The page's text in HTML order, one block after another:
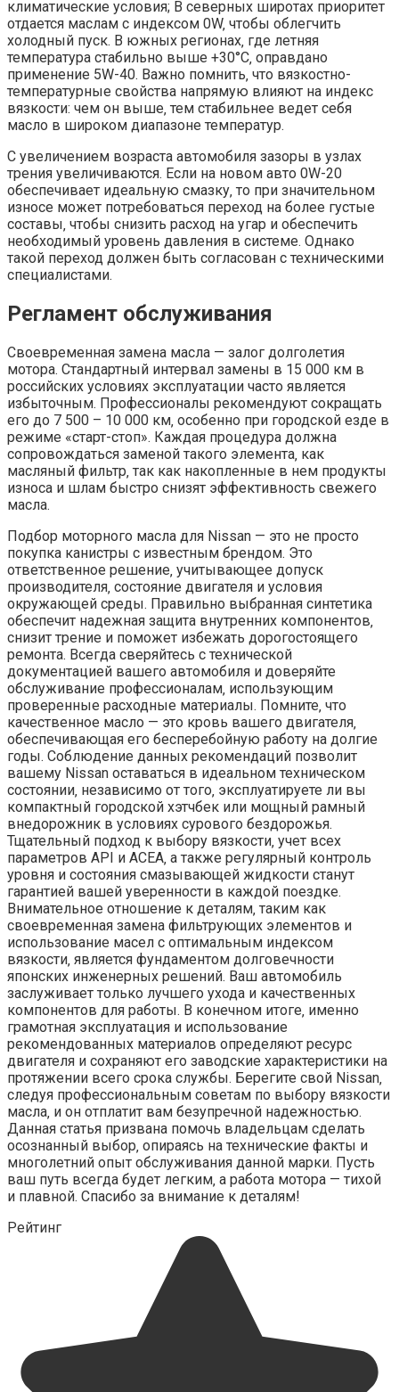
климатические условия; В северных широтах приоритет
отдается маслам с индексом 0W‚ чтобы облегчить
холодный пуск. В южных регионах‚ где летняя
температура стабильно выше +30°C‚ оправдано
применение 5W-40. Важно помнить‚ что вязкостно-
температурные свойства напрямую влияют на индекс
вязкости: чем он выше‚ тем стабильнее ведет себя
масло в широком диапазоне температур.
С увеличением возраста автомобиля зазоры в узлах
трения увеличиваются. Если на новом авто 0W-20
обеспечивает идеальную смазку‚ то при значительном
износе может потребоваться переход на более густые
составы‚ чтобы снизить расход на угар и обеспечить
необходимый уровень давления в системе. Однако
такой переход должен быть согласован с техническими
специалистами.
Регламент обслуживания
Своевременная замена масла — залог долголетия
мотора. Стандартный интервал замены в 15 000 км в
российских условиях эксплуатации часто является
избыточным. Профессионалы рекомендуют сокращать
его до 7 500 – 10 000 км‚ особенно при городской езде в
режиме «старт-стоп». Каждая процедура должна
сопровождаться заменой такого элемента‚ как
масляный фильтр‚ так как накопленные в нем продукты
износа и шлам быстро снизят эффективность свежего
масла.
Подбор моторного масла для Nissan — это не просто
покупка канистры с известным брендом. Это
ответственное решение‚ учитывающее допуск
производителя‚ состояние двигателя и условия
окружающей среды. Правильно выбранная синтетика
обеспечит надежная защита внутренних компонентов‚
снизит трение и поможет избежать дорогостоящего
ремонта. Всегда сверяйтесь с технической
документацией вашего автомобиля и доверяйте
обслуживание профессионалам‚ использующим
проверенные расходные материалы. Помните‚ что
качественное масло — это кровь вашего двигателя‚
обеспечивающая его бесперебойную работу на долгие
годы. Соблюдение данных рекомендаций позволит
вашему Nissan оставаться в идеальном техническом
состоянии‚ независимо от того‚ эксплуатируете ли вы
компактный городской хэтчбек или мощный рамный
внедорожник в условиях сурового бездорожья.
Тщательный подход к выбору вязкости‚ учет всех
параметров API и ACEA‚ а также регулярный контроль
уровня и состояния смазывающей жидкости станут
гарантией вашей уверенности в каждой поездке.
Внимательное отношение к деталям‚ таким как
своевременная замена фильтрующих элементов и
использование масел с оптимальным индексом
вязкости‚ является фундаментом долговечности
японских инженерных решений. Ваш автомобиль
заслуживает только лучшего ухода и качественных
компонентов для работы. В конечном итоге‚ именно
грамотная эксплуатация и использование
рекомендованных материалов определяют ресурс
двигателя и сохраняют его заводские характеристики на
протяжении всего срока службы. Берегите свой Nissan‚
следуя профессиональным советам по выбору вязкости
масла‚ и он отплатит вам безупречной надежностью.
Данная статья призвана помочь владельцам сделать
осознанный выбор‚ опираясь на технические факты и
многолетний опыт обслуживания данной марки. Пусть
ваш путь всегда будет легким‚ а работа мотора — тихой
и плавной. Спасибо за внимание к деталям!
Рейтинг